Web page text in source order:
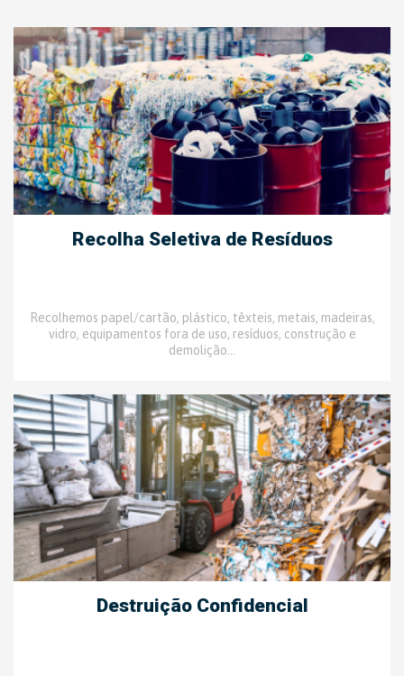
Recolha Seletiva de Resíduos
Recolhemos papel/cartão, plástico, têxteis, metais, madeiras,
vidro, equipamentos fora de uso, resíduos, construção e
demolição...
Destruição Confidencial